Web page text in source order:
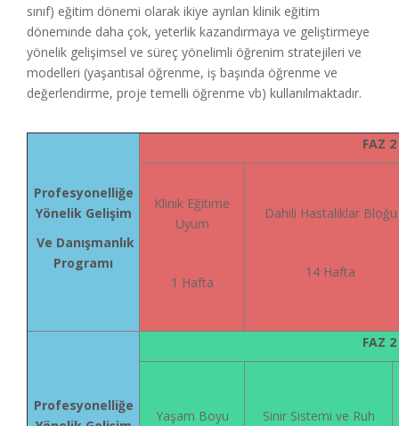
sınıf) eğitim dönemi olarak ikiye ayrılan klinik eğitim
döneminde daha çok, yeterlik kazandırmaya ve geliştirmeye
yönelik gelişimsel ve süreç yönelimli öğrenim stratejileri ve
modelleri (yaşantısal öğrenme, iş başında öğrenme ve
değerlendirme, proje temelli öğrenme vb) kullanılmaktadır.
Profesyonelliğe
Yönelik Gelişim
Ve Danışmanlık
Programı
FAZ
Klinik Eğitime
Uyum
1 Hafta
Dahili Hastalıklar Bloğu
14 Hafta
Profesyonelliğe
FAZ
Yaşam Boyu
Sinir Sistemi ve Ruh